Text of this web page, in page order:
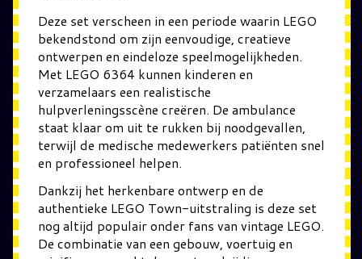
Deze set verscheen in een periode waarin LEGO
bekendstond om zijn eenvoudige, creatieve
ontwerpen en eindeloze speelmogelijkheden.
Met LEGO 6364 kunnen kinderen en
verzamelaars een realistische
hulpverleningsscène creëren. De ambulance
staat klaar om uit te rukken bij noodgevallen,
terwijl de medische medewerkers patiënten snel
en professioneel helpen.
Dankzij het herkenbare ontwerp en de
authentieke LEGO Town-uitstraling is deze set
nog altijd populair onder fans van vintage LEGO.
De combinatie van een gebouw, voertuig en